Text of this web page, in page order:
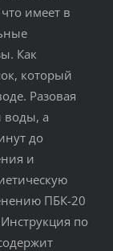
имеет в
Как
который
Разовая
воды, а
до
и
ПБК-20
по